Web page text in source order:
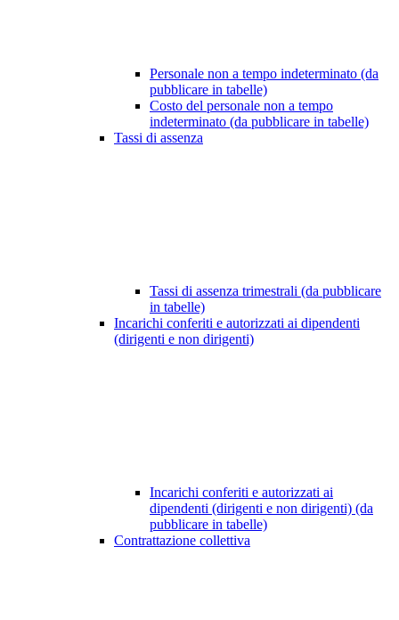
Personale non a tempo indeterminato (da
pubblicare in tabelle)
Costo del personale non a tempo
indeterminato (da pubblicare in tabelle)
Tassi di assenza
Tassi di assenza trimestrali (da pubblicare
in tabelle)
Incarichi conferiti e autorizzati ai dipendenti
(dirigenti e non dirigenti)
Incarichi conferiti e autorizzati ai
dipendenti (dirigenti e non dirigenti) (da
pubblicare in tabelle)
Contrattazione collettiva